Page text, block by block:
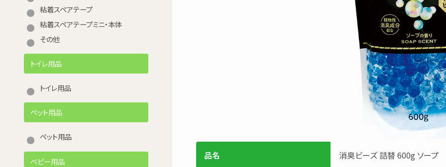
粘着スペアテープ
粘着スペアテープミニ・本体
その他
トイレ用品
トイレ用品
ペット用品
ペット用品
ベビー用品 品名 消臭ビーズ 詰替 600g ソープ